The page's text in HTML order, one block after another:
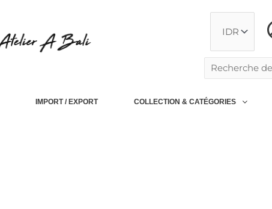
Rechercher:
IMPORT / EXPORT COLLECTION & CATÉGORIES